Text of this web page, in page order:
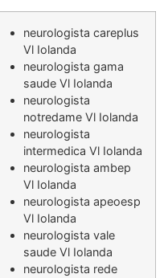
neurologista careplus
Vl Iolanda
neurologista gama
saude Vl Iolanda
neurologista
notredame Vl Iolanda
neurologista
intermedica Vl Iolanda
neurologista ambep
Vl Iolanda
neurologista apeoesp
Vl Iolanda
neurologista vale
saude Vl Iolanda
neurologista rede